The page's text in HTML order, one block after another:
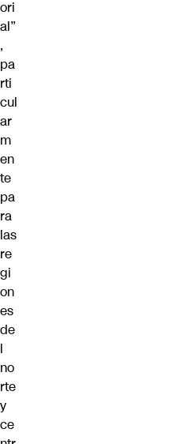
ori
al”
,
pa
rti
cul
ar
m
en
te
pa
ra
las
re
gi
on
es
de
l
no
rte
y
ce